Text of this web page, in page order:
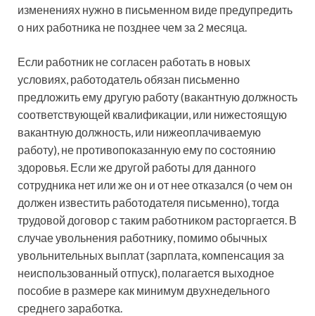
изменениях нужно в письменном виде предупредить
о них работника не позднее чем за 2 месяца.
Если работник не согласен работать в новых
условиях, работодатель обязан письменно
предложить ему другую работу (вакантную должность
соответствующей квалификации, или нижестоящую
вакантную должность, или нижеоплачиваемую
работу), не противопоказанную ему по состоянию
здоровья. Если же другой работы для данного
сотрудника нет или же он и от нее отказался (о чем он
должен известить работодателя письменно), тогда
трудовой договор с таким работником расторгается. В
случае увольнения работнику, помимо обычных
увольнительных выплат (зарплата, компенсация за
неиспользованный отпуск), полагается выходное
пособие в размере как минимум двухнедельного
среднего заработка.